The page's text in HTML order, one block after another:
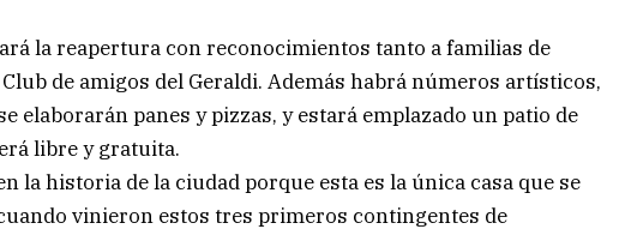
la reapertura con reconocimientos tanto a familias de
de amigos del Geraldi. Además habrá números artísticos,
elaborarán panes y pizzas, y estará emplazado un patio de
libre y gratuita.
la historia de la ciudad porque esta es la única casa que se
vinieron estos tres primeros contingentes de